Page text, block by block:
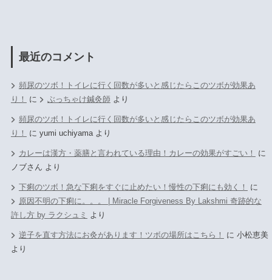
最近のコメント
頻尿のツボ！トイレに行く回数が多いと感じたらこのツボが効果あ
り！
に ぶっちゃけ鍼灸師 より
頻尿のツボ！トイレに行く回数が多いと感じたらこのツボが効果あ
り！
に yumi uchiyamaより
カレーは漢方・薬膳と言われている理由！カレーの効果がすごい！
に
ノブさん より
下痢のツボ！急な下痢をすぐに止めたい！慢性の下痢にも効く！
に
原因不明の下痢に。。。 | Miracle Forgiveness By Lakshmi 奇跡的な
許し方 by ラクシュミ
より
逆子を直す方法にお灸があります！ツボの場所はこちら！ に 小松恵美
より